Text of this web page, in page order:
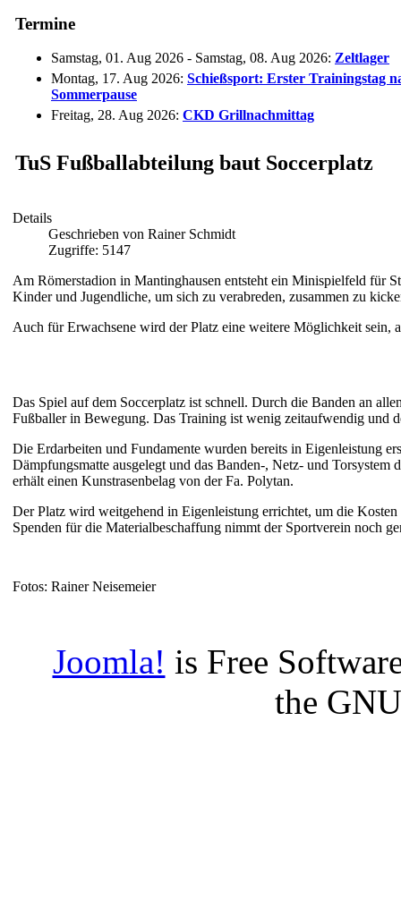
Termine
Samstag, 01. Aug 2026 - Samstag, 08. Aug 2026: Zeltlager
Montag, 17. Aug 2026: Schießsport: Erster Trainingstag
Sommerpause
Freitag, 28. Aug 2026: CKD Grillnachmittag
TuS Fußballabteilung baut Soccerplatz
Details
Geschrieben von Rainer Schmidt
Zugriffe: 5147
Am Römerstadion in Mantinghausen entsteht ein Minispielfeld für
Kinder und Jugendliche, um sich zu verabreden, zusammen zu
Auch für Erwachsene wird der Platz eine weitere Möglichkeit sein,
Das Spiel auf dem Soccerplatz ist schnell. Durch die Banden an
Fußballer in Bewegung. Das Training ist wenig zeitaufwendig und
Die Erdarbeiten und Fundamente wurden bereits in Eigenleistung
Dämpfungsmatte ausgelegt und das Banden-, Netz- und Torsystem
erhält einen Kunstrasenbelag von der Fa. Polytan.
Der Platz wird weitgehend in Eigenleistung errichtet, um die
Spenden für die Materialbeschaffung nimmt der Sportverein noch
Fotos: Rainer Neisemeier
Joomla! is Free
the